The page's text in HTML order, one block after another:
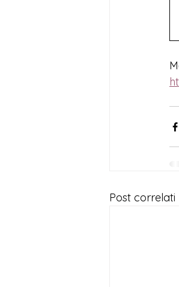
Post correlati